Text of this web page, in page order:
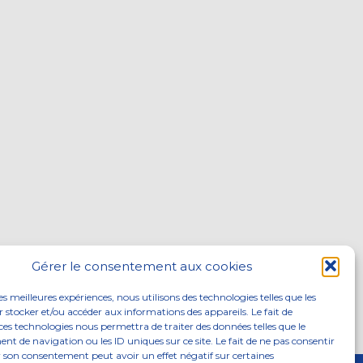
Gérer le consentement aux cookies
meilleures expériences, nous utilisons des technologies telles que les
stocker et/ou accéder aux informations des appareils. Le fait de
technologies nous permettra de traiter des données telles que le
de navigation ou les ID uniques sur ce site. Le fait de ne pas consentir
son consentement peut avoir un effet négatif sur certaines